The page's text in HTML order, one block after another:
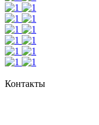
Работаем